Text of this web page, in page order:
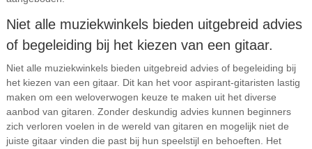
Niet alle muziekwinkels bieden uitgebreid advies
of begeleiding bij het kiezen van een gitaar.
Niet alle muziekwinkels bieden uitgebreid advies of begeleiding bij
het kiezen van een gitaar. Dit kan het voor aspirant-gitaristen lastig
maken om een weloverwogen keuze te maken uit het diverse
aanbod van gitaren. Zonder deskundig advies kunnen beginners
zich verloren voelen in de wereld van gitaren en mogelijk niet de
juiste gitaar vinden die past bij hun speelstijl en behoeften. Het